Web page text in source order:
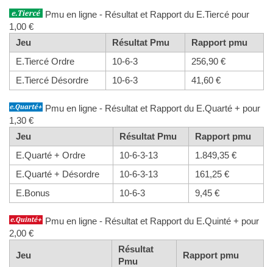
Pmu en ligne - Résultat et Rapport du E.Tiercé pour
1,00 €
Jeu
Résultat Pmu
Rapport pmu
E.Tiercé Ordre
10-6-3
256,90 €
E.Tiercé Désordre
10-6-3 41,60 €
Pmu en ligne - Résultat et Rapport du E.Quarté + pour
1,30 €
Jeu
Résultat Pmu
Rapport pmu
E.Quarté + Ordre
10-6-3-13
1.849,35 €
E.Quarté + Désordre
10-6-3-13
161,25 €
E.Bonus
10-6-3 9,45 €
Pmu en ligne - Résultat et Rapport du E.Quinté + pour
2,00 €
Jeu
Résultat
Pmu
Rapport pmu